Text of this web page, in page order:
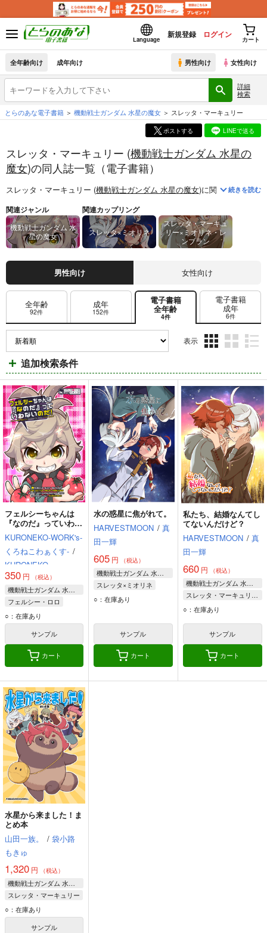
Language
新規登録 ログイン
カート
全年齢向け 成年向け 男性向け 女性向け
詳細
検索
とらのあな電子書籍
機動戦士ガンダム 水星の魔女 スレッタ・マーキュリー
ポストする LINEで送る
スレッタ・マーキュリー (機動戦士ガンダム 水星の
魔女)の同人誌一覧（電子書籍）
スレッタ・マーキュリー (機動戦士ガンダム 水星の魔女)に関する電子書籍
続きを読む
関連ジャンル
機動戦士ガンダム 水
星の魔女
関連カップリング
スレッタ×ミオリネ
スレッタ・マーキュ
リー×ミオリネ・レ
ンブラン
男性向け 女性向け
全年齢
92件
成年
152件
電子書籍
全年齢
4件
電子書籍
成年
6件
表示
ム
表
示
ム
表
示
ム
表
示
追加検索条件
フェルシーちゃんは
『なのだ』っていわな
いのだ！
KURONEKO-WORK's-
くろねこわぁくす- /
KURONEKO
350 円 （税込）
機動戦士ガンダム 水星の魔女
フェルシー・ロロ
スレッタ・マーキュリー
ミオリネ・レンブラン
○：在庫あり
サンプル
カート
水の惑星に焦がれて。
HARVESTMOON / 真
田一輝
605 円 （税込）
機動戦士ガンダム 水星の魔女
スレッタ×ミオリネ
スレッタ・マーキュリー
○：在庫あり
サンプル
カート
私たち、結婚なんてし
てないんだけど？
HARVESTMOON / 真
田一輝
660円 （税込）
機動戦士ガンダム 水星の魔女
スレッタ・マーキュリー×ミオリネ・レンブラン
スレッタ・マーキュリー
○：在庫あり
サンプル
カート
水星から来ました！ま
とめ本
山田一族。
/ 袋小路
もきゅ
1,320 円 （税込）
機動戦士ガンダム 水星の魔女
スレッタ・マーキュリー
ミオリネ・レンブラン
グエル・ジェターク
○：在庫あり
サンプル